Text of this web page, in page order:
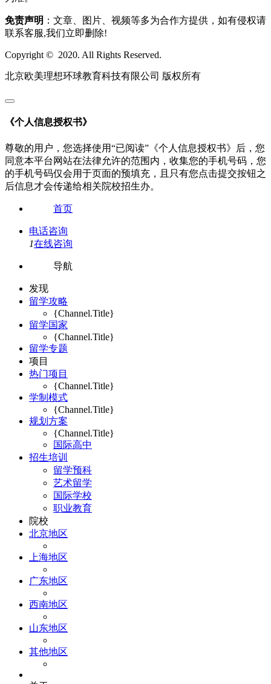
免责声明 ：文章、图片、视频等多为合作方提供，如有侵权请
联系客服,我们立即删除!
Copyright © 2020. All Rights Reserved.
北京欧美理想环球教育科技有限公司 版权所有
《个人信息授权书》
尊敬的用户，您选择使用“已阅读”《个人信息授权书》后，您
同意本平台网站在法律允许的范围内，收集您的手机号码，您
的手机号码仅会用于页面的预填充，且只有您点击提交按钮之
后信息才会传递给相关院校招生办。
首页
电话咨询
1在线咨询
导航
发现
留学攻略
{Channel.Title}
留学国家
{Channel.Title}
留学专题
项目
热门项目
{Channel.Title}
学制模式
{Channel.Title}
规划方案
{Channel.Title}
国际高中
招生培训
留学预科
艺术留学
国际学校
职业教育
院校
北京地区
上海地区
广东地区
西南地区
山东地区
其他地区